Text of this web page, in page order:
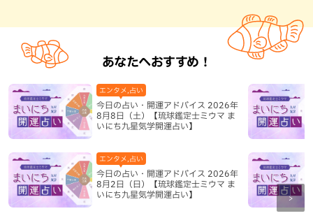
あなたへおすすめ！
今日の占い・開運アドバイス 2026年
8月8日（土）【琉球鑑定士ミウマ ま
いにち九星気学開運占い】
エンタメ,占い
今日の占い・開運アドバイス 2026年
8月2日（日）【琉球鑑定士ミウマ ま
いにち九星気学開運占い】
エンタメ,占い